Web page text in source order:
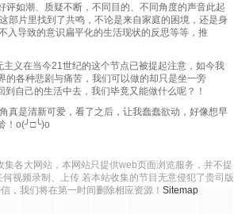
评如潮、质疑不断，不同目的、不同角度的声音此起
部片里找到了共鸣，不论是来自家庭的困境，还是身
入导致的意识扁平化的生活现状的反思等等，推
主义在当今21世纪的这个节点已被提起注意，如今我
的各种悲剧与痛苦，我们可以做的却只是坐一旁
到自己的生活中去，我们毕竟又能做什么呢？！
真是清新可爱，看了之后，让我蠢蠢欲动，好像想早
！o(╯□╰)o
集各大网站，本网站只提供web页面浏览服务，并不提
视频录制、上传 若本站收集的节目无意侵犯了贵司版
，我们将在第一时间删除相应资源！ Sitemap